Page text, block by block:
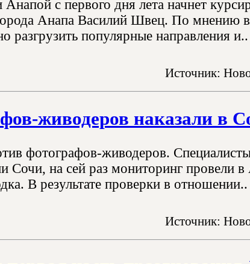
с первого дня лета начнет
Анапа Василий Швец. По мнению
разгрузить популярные направления и..
Источник:
живодеров наказали в
фотографов-живодеров.
на сей раз мониторинг провели в
В результате проверки в отношении..
Источник: